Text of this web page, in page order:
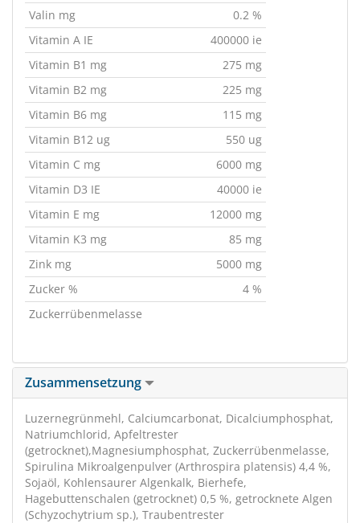
Valin mg
0.2 %
Vitamin A IE
400000 ie
Vitamin B1 mg
275 mg
Vitamin B2 mg
225 mg
Vitamin B6 mg
115 mg
Vitamin B12 ug
550 ug
Vitamin C mg
6000 mg
Vitamin D3 IE
40000 ie
Vitamin E mg
12000 mg
Vitamin K3 mg
85 mg
Zink mg
5000 mg
Zucker %
4 %
Zuckerrübenmelasse
Zusammensetzung
Luzernegrünmehl, Calciumcarbonat, Dicalciumphosphat,
Natriumchlorid, Apfeltrester
(getrocknet),Magnesiumphosphat, Zuckerrübenmelasse,
Spirulina Mikroalgenpulver (Arthrospira platensis) 4,4 %,
Sojaöl, Kohlensaurer Algenkalk, Bierhefe,
Hagebuttenschalen (getrocknet) 0,5 %, getrocknete Algen
(Schyzochytrium sp.), Traubentrester